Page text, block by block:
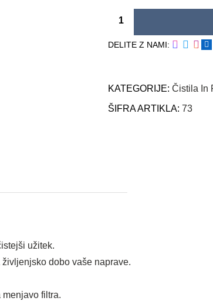
DELITE Z NAMI:
KATEGORIJE: Čistila In
ŠIFRA ARTIKLA: 73
užitek.
dobo vaše naprave.
filtra.